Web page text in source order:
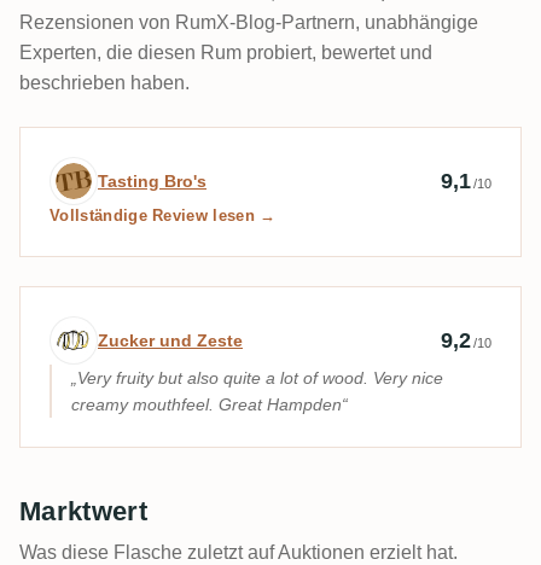
Rezensionen von RumX-Blog-Partnern, unabhängige
Experten, die diesen Rum probiert, bewertet und
beschrieben haben.
Expertenbewertung von Tasting Bro's
Tasting Bro's 9,1/10
Vollständige Review lesen →
Expertenbewertung von Zucker und
Zucker und Zeste 9,2/10
Very fruity but also quite a lot of wood. Very nice
creamy mouthfeel. Great Hampden
Marktwert
Was diese Flasche zuletzt auf Auktionen erzielt hat.